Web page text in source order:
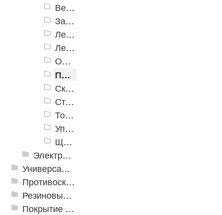
Ведра
Замки
Ленты клеящие
Лестницы
Оптика
Прочее
Скобяные изделия и дверная фурнитура
Стеклоочистители
Товары для клининга
Уплотнители самоклеящиеся
Щетки хозяйственные
Электрика и свет
Универсальные модульные покрытия
Противоскользящая защита для лестниц, профили, ленты
Резиновые и ПВХ дорожки
Покрытие из резиновой крошки